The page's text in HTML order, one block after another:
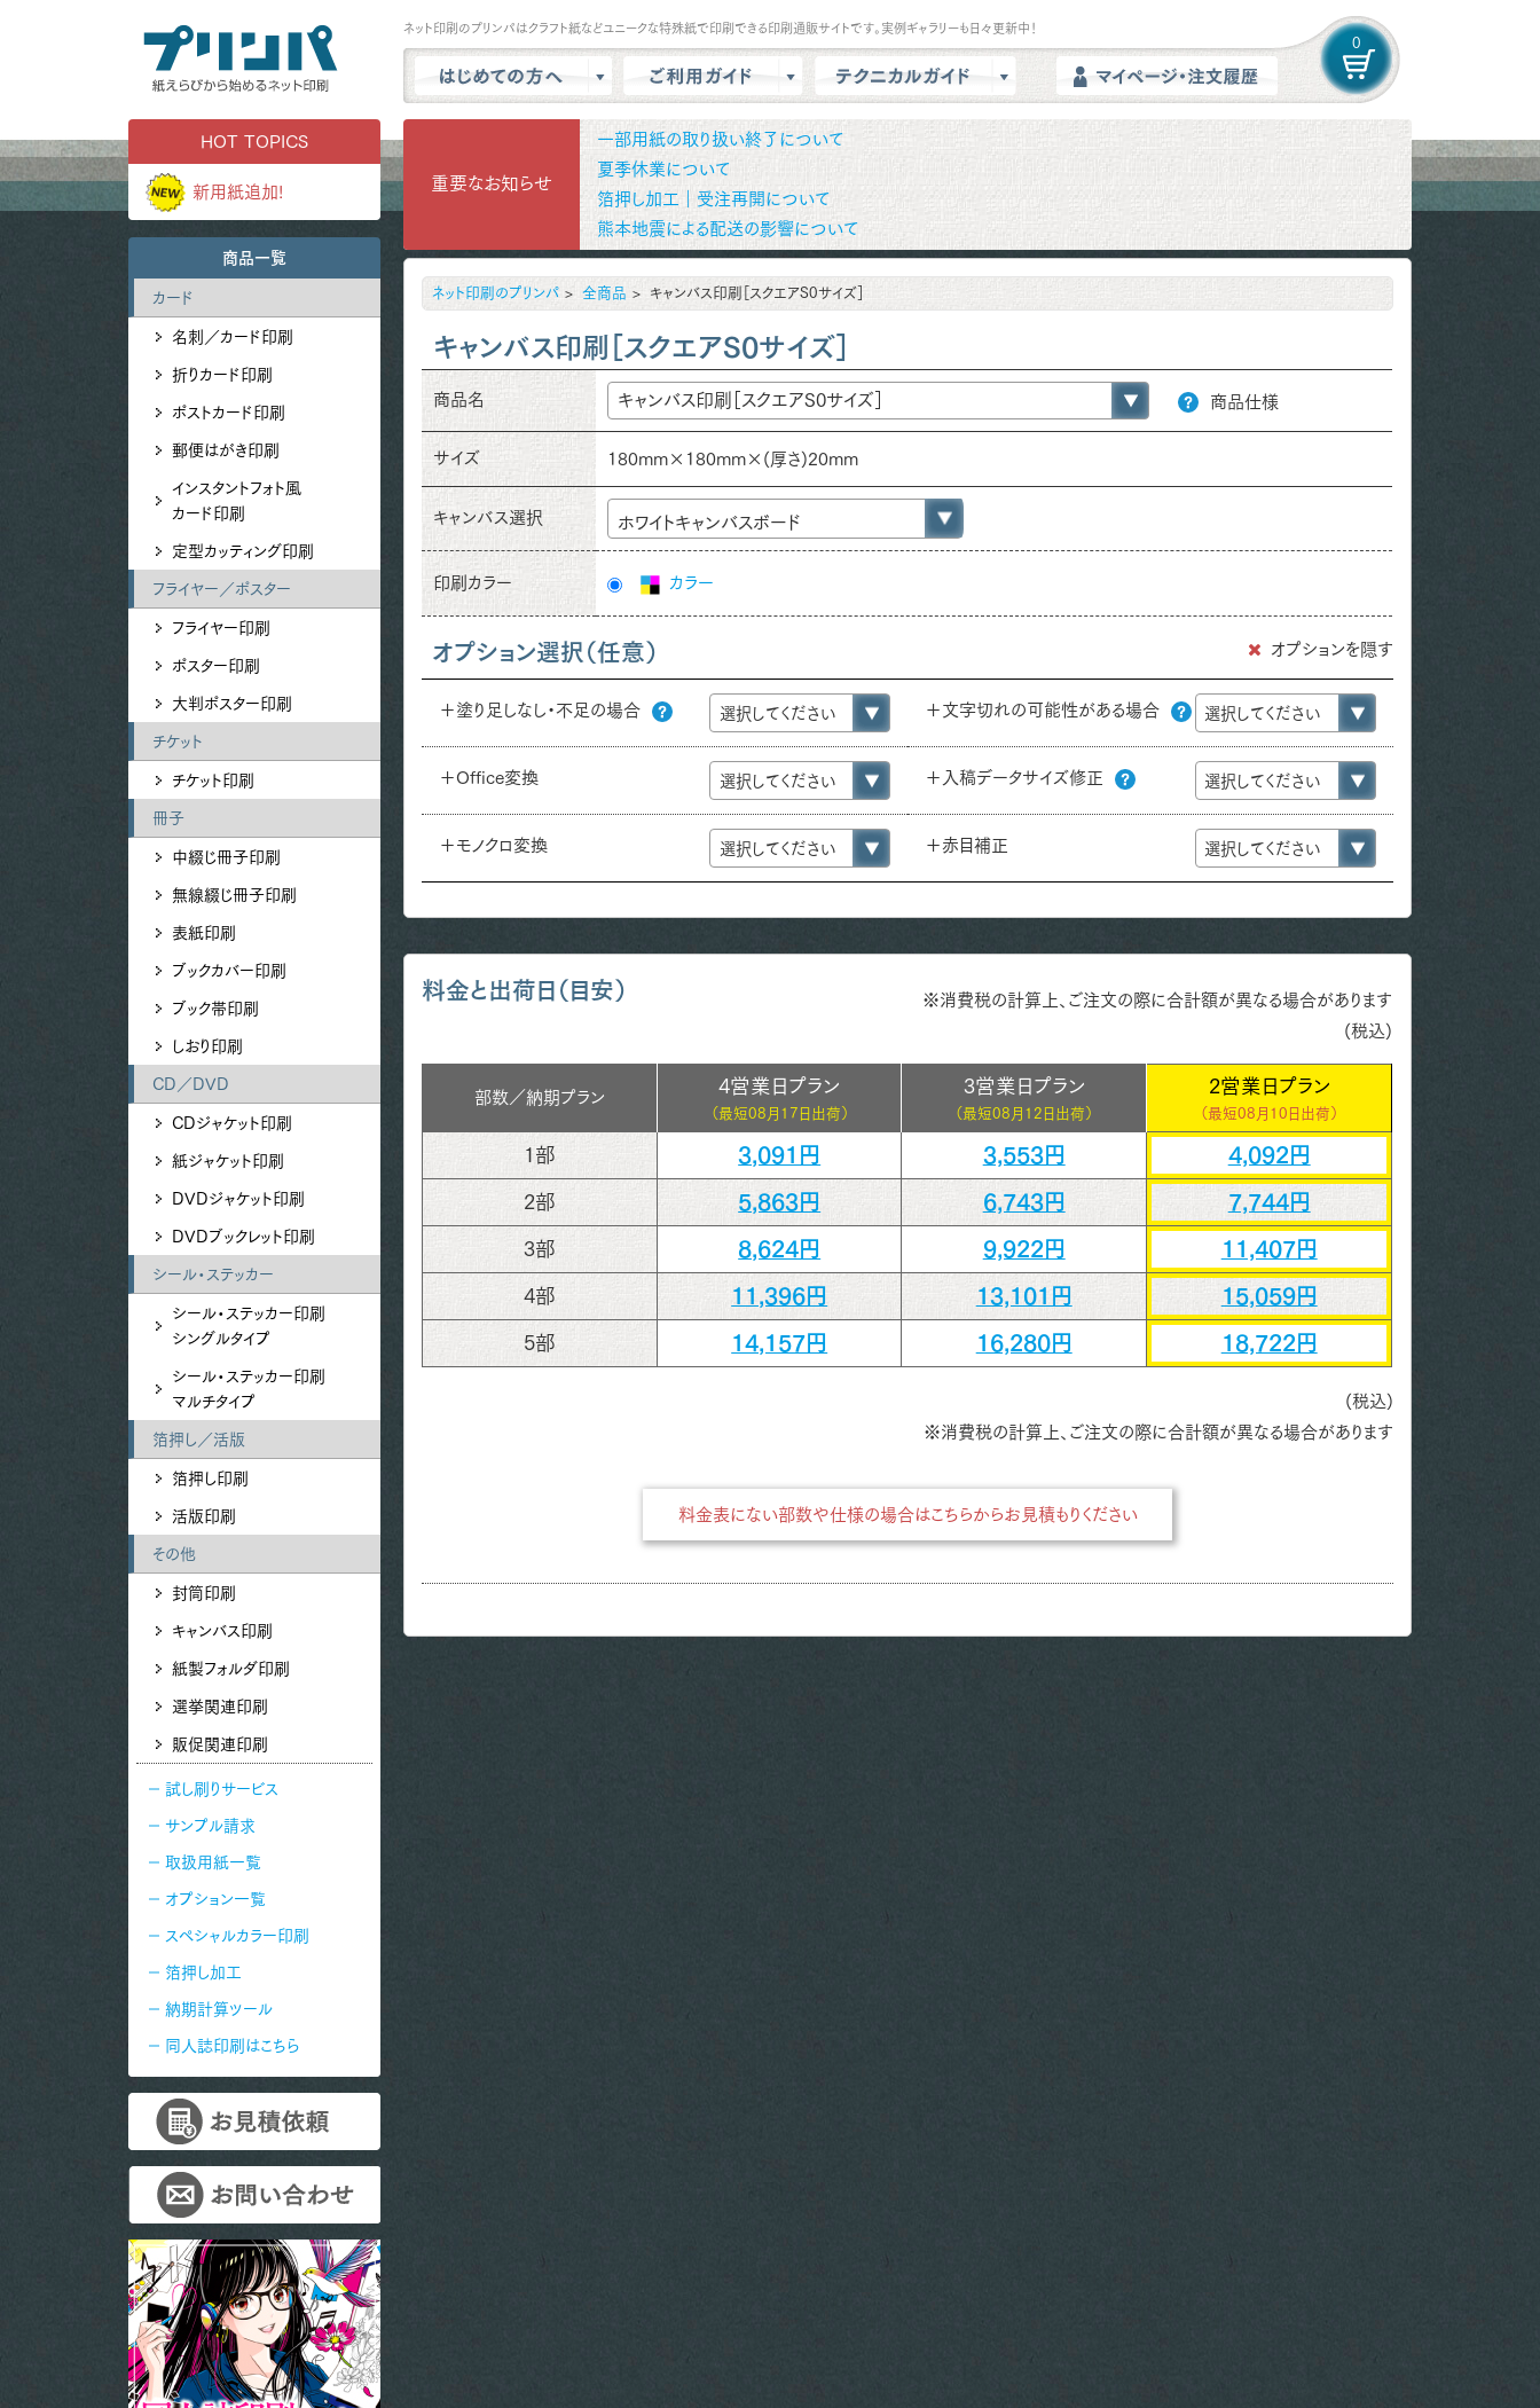
ネット印刷のプリンパはクラフト紙などユニークな特殊紙で印刷できる印刷通販サイトです。実例ギャラリーも日々更新中！
よくある質問
お問い合わせ
会員登録・ポイント
商品選択・カート
支払方法
データ入稿
配送方法/料金
テンプレート
印刷の基礎知識
0
HOT TOPICS
新用紙追加!
商品一覧
カード
名刺／カード印刷
折りカード印刷
ポストカード印刷
郵便はがき印刷
インスタントフォト風
カード印刷
定型カッティング印刷
フライヤー／ポスター
フライヤー印刷
ポスター印刷
大判ポスター印刷
チケット
チケット印刷
冊子
中綴じ冊子印刷
無線綴じ冊子印刷
表紙印刷
ブックカバー印刷
ブック帯印刷
しおり印刷
CD／DVD
CDジャケット印刷
紙ジャケット印刷
DVDジャケット印刷
DVDブックレット印刷
シール・ステッカー
シール・ステッカー印刷
シングルタイプ
シール・ステッカー印刷
マルチタイプ
箔押し／活版
箔押し印刷
活版印刷
その他
封筒印刷
キャンバス印刷
紙製フォルダ印刷
選挙関連印刷
販促関連印刷
試し刷りサービス
サンプル請求
取扱用紙一覧
オプション一覧
スペシャルカラー印刷
箔押し加工
納期計算ツール
同人誌印刷はこちら
重要なお知らせ
一部用紙の取り扱い終了について
夏季休業について
箔押し加工｜受注再開について
熊本地震による配送の影響について
ネット印刷のプリンパ 全商品 キャンバス印刷［スクエアS0サイズ］
キャンバス印刷［スクエアS0サイズ］
商品名 商品仕様
サイズ 180mm×180mm×(厚さ)20mm
キャンバス選択 ホワイトキャンバスボード
印刷カラー カラー
オプション選択（任意） オプションを隠す
＋塗り足しなし・不足の場合 ＋文字切れの可能性がある場合
＋Office変換 ＋入稿データサイズ修正
＋モノクロ変換 ＋赤目補正
料金と出荷日（目安）
※消費税の計算上、ご注文の際に合計額が異なる場合があります
(税込)
部数／ 納期プラン
4営業日プラン
（最短08月17日出荷）
3営業日プラン
（最短08月12日出荷）
2営業日プラン
（最短08月10日出荷）
1部 3,091円 3,553円 4,092円
2部 5,863円 6,743円 7,744円
3部 8,624円 9,922円 11,407円
4部 11,396円 13,101円 15,059円
5部 14,157円 16,280円 18,722円
(税込)
※消費税の計算上、ご注文の際に合計額が異なる場合があります
料金表にない部数や仕様の場合はこちらからお見積もりください